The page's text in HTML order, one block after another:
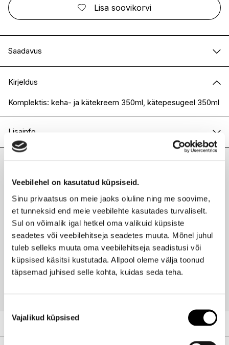
Veebilehel on kasutatud küpsiseid.
Sinu privaatsus on meie jaoks oluline ning me soovime,
et tunneksid end meie veebilehte kasutades turvaliselt.
Sul on võimalik igal hetkel oma valikuid küpsiste
seadetes või veebilehitseja seadetes muuta. Mõnel juhul
tuleb selleks muuta oma veebilehitseja seadistusi või
küpsised käsitsi kustutada. Allpool oleme välja toonud
täpsemad juhised selle kohta, kuidas seda teha.
valik
Vajalikud küpsised
Lisa soovikorvi
Saadavus
I.L.U. Kristiine
I.L.U. Ülemiste
Ei ole saadaval
I.L.U. Rocca
Saadaval
I.L.U. Lõunakeskus
I.L.U. Pärnu
Kirjeldus
Komplektis: keha- ja kätekreem 350ml, kätepesugeel 350ml
Lisainfo
Kaubamärk
Ribakood
5415198499720
Viimati vaadatud tooted
Ilus
Hind
BAOBAB COLLECTION
Komplekt Women
109,95 € -20%
87,96 €